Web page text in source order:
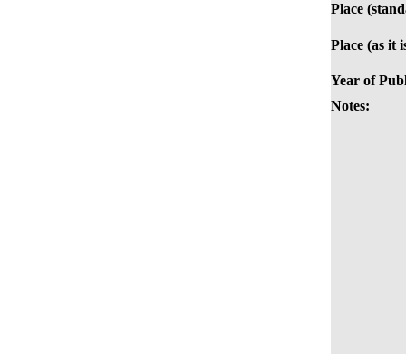
Place
Place (as it
Year of
Notes: